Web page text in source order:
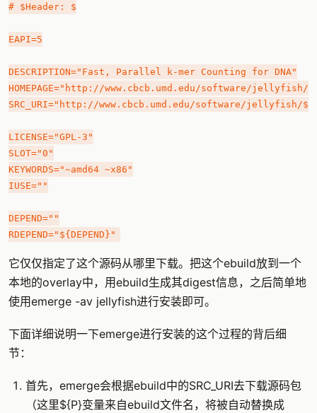
# $Header: $
EAPI=5
DESCRIPTION="Fast, Parallel k-mer Counting for DNA"
HOMEPAGE="http://www.cbcb.umd.edu/software/jellyfish/"
SRC_URI="http://www.cbcb.umd.edu/software/jellyfish/
LICENSE="GPL-3"
SLOT="0"
KEYWORDS="~amd64 ~x86"
IUSE=""
DEPEND=""
它仅仅指定了这个源码从哪里下载。把这个ebuild放到一个
本地的overlay中，用ebuild生成其digest信息，之后简单地
使用emerge -av jellyfish进行安装即可。
下面详细说明一下emerge进行安装的这个过程的背后细
节：
首先，emerge会根据ebuild中的SRC_URI去下载源码包
（这里${P}变量来自ebuild文件名，将被自动替换成